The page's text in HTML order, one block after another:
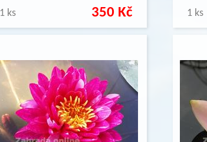
1 ks 350 Kč 1 ks